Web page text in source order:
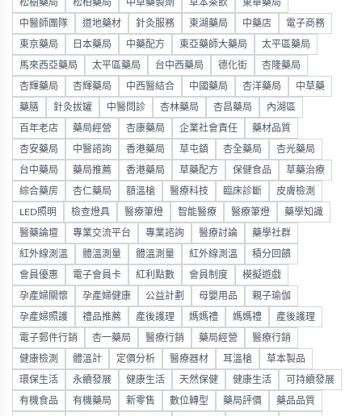
松樹藥局 松柏藥局 中草藥製劑 草本茶飲 東華藥局
中醫師團隊 道地藥材 針灸服務 東湖藥局 中藥店 電子商務
東京藥局 日本藥局 中藥配方 東亞藥師大藥局 太平區藥局
馬來西亞藥局 太平區藥局 台中西藥局 德化街 杏隆藥局
杏輝藥局 杏輝藥局 中西醫結合 中國藥局 杏洋藥局 中草藥
藥膳 針灸拔罐 中醫問診 杏林藥局 杏昌藥局 內湖區
百年老店 藥局經營 杏康藥局 企業社會責任 藥材品質
杏安藥局 中醫諮詢 香港藥局 草屯鎮 杏全藥局 杏光藥局
台中藥局 藥局推薦 香港藥局 草藥配方 保健食品 草藥治療
綜合藥房 杏仁藥局 額溫槍 醫療科技 臨床診斷 皮膚檢測
LED照明 檢查燈具 醫療筆燈 智能醫療 醫療筆燈 藥學知識
醫藥論壇 專業交流平台 專業諮詢 醫療討論 藥學社群
紅外線測溫 體溫測量 體溫測量 紅外線測溫 積分回饋
會員優惠 電子會員卡 紅利點數 會員制度 模擬遊戲
孕產婦關懷 孕產婦健康 公益計劃 母嬰用品 親子瑜伽
孕產婦照護 禮品推薦 產後護理 媽媽禮 媽媽禮 產後護理
電子郵件行銷 杏一藥局 醫療行銷 藥局經營 醫療行銷
健康檢測 體溫計 定價分析 醫療器材 耳溫槍 草本製品
環保生活 永續發展 健康生活 天然保健 健康生活 可持續發展
有機食品 有機藥局 新零售 數位轉型 藥局評價 藥品品質